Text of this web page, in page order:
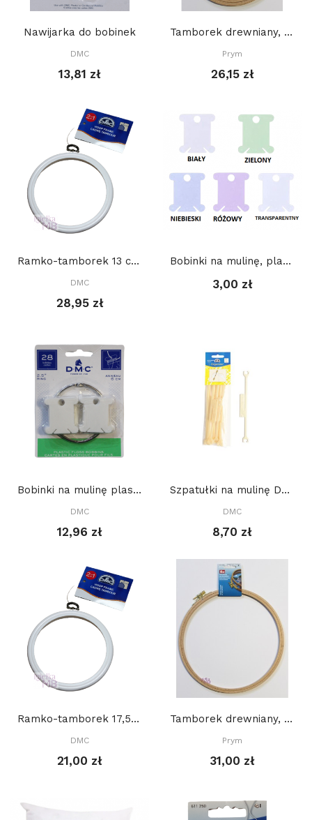
Nawijarka do bobinek
DMC
13,81 zł
Tamborek drewniany, PRYM 13 cm
Prym
26,15 zł
Ramko-tamborek 13 cm, OKRĄGŁY, BIAŁY
DMC
28,95 zł
Bobinki na mulinę, plastikowe - BEZBARWNE op 10...
3,00 zł
Bobinki na mulinę plastikowe 28 szt + metalowe...
DMC
12,96 zł
Szpatułki na mulinę DMC GC001 organizer, op. 10...
DMC
8,70 zł
Ramko-tamborek 17,5 cm, OKRĄGŁY, BIAŁY
DMC
21,00 zł
Tamborek drewniany, PRYM 25 cm
Prym
31,00 zł